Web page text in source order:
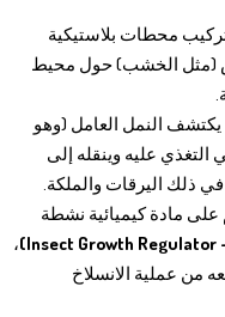
محطات بلاستيكية
(مثل الخشب) حول محيط
النمل العامل (وهو
عليه وينقله إلى
ذلك اليرقات والملكة.
مادة كيميائية نشطة
،
من عملية الانسلاخ